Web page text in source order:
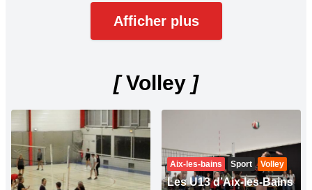
Afficher plus
[Volley ]
Aix-les-bains Sport Volley
Les U13 d’Aix-les-Bains